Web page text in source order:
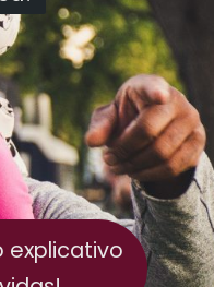
explicativo